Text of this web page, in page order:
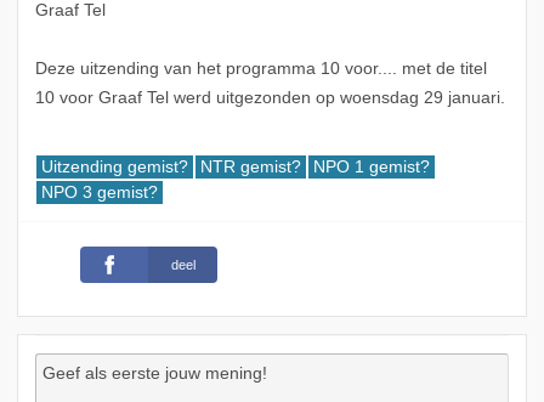
Graaf Tel
Deze uitzending van het programma 10 voor.... met de titel
10 voor Graaf Tel werd uitgezonden op woensdag 29 januari.
Uitzending gemist? NTR gemist?
NPO 1 gemist?
NPO 3 gemist?
deel